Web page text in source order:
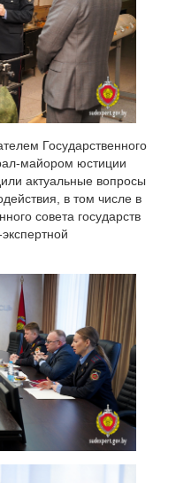
Государственного
майором юстиции
актуальные вопросы
в том числе в
совета государств